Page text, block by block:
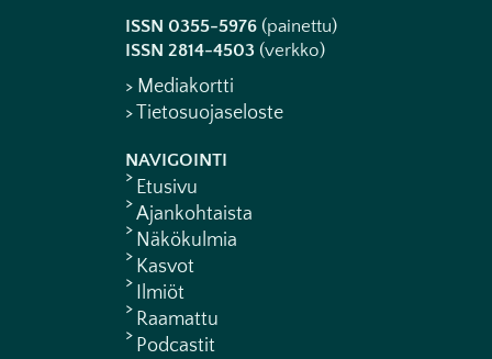
ISSN 0355-5976 (painettu)
ISSN 2814-4503 (verkko)
> Mediakortti
> Tietosuojaseloste
NAVIGOINTI
Etusivu
Ajankohtaista
Näkökulmia
Kasvot
Ilmiöt
Raamattu
Podcastit